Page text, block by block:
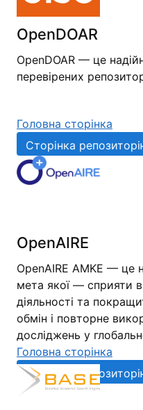
OpenDOAR
OpenDOAR — це
перевірених
Головна сторінка
Сторінка
OpenAIRE
OpenAIRE AMKE — це
мета якої — сприяти
діяльності та
обмін і повторне
досліджень у
Головна сторінка
Сторінка